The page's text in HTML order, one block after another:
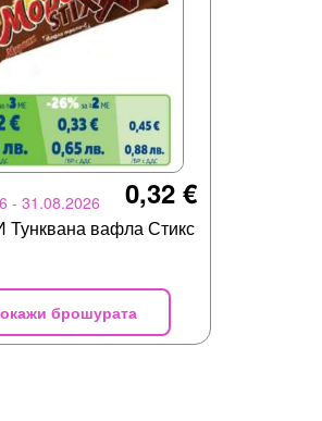
- 31.08.2026
0,32 €
вафла Стикс
брошурата